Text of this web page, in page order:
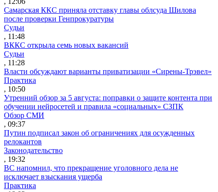
Самарская ККС приняла отставку главы облсуда Шилова
после проверки Генпрокуратуры
Судьи
, 11:48
ВККС открыла семь новых вакансий
Судьи
, 11:28
Власти обсуждают варианты приватизации «Сирены-Трэвел»
Практика
, 10:50
Утренний обзор за 5 августа: поправки о защите контента при
обучении нейросетей и правила «социальных» СЗПК
Обзор СМИ
, 09:37
Путин подписал закон об ограничениях для осужденных
релокантов
Законодательство
, 19:32
ВС напомнил, что прекращение уголовного дела не
исключает взыскания ущерба
Практика